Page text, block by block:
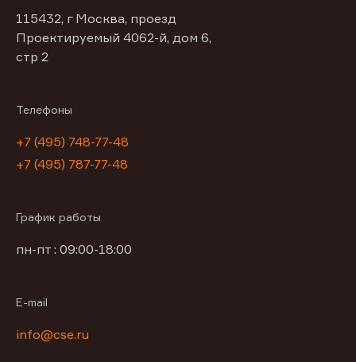
115432, г Москва, проезд
Проектируемый 4062-й, дом 6,
стр 2
Телефоны
+7 (495) 748-77-48
+7 (495) 787-77-48
График работы
пн-пт : 09:00-18:00
E-mail
info@cse.ru